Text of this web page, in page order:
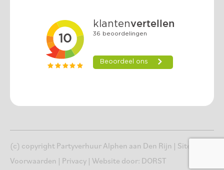
(c) copyright Partyverhuur Alphen aan Den Rijn | Sitemap
Voorwaarden | Privacy | Website door: DORST